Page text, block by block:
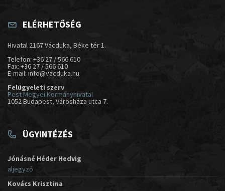
ELÉRHETŐSÉG
Hivatal 2167 Vácduka, Béke tér 1.
Telefon: +36 27 / 566 610
Fax: +36 27 / 566 610
E-mail: info@vacduka.hu
Felügyeleti szerv
Pest Megyei Kormányhivatal
1052 Budapest, Városháza utca 7.
ÜGYINTÉZÉS
Jónásné Héder Hedvig
aljegyző
Kovács Krisztina